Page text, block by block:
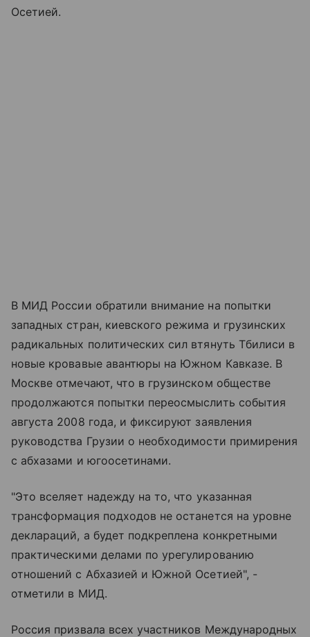
Осетией.
В МИД России обратили внимание на попытки
западных стран, киевского режима и грузинских
радикальных политических сил втянуть Тбилиси в
новые кровавые авантюры на Южном Кавказе. В
Москве отмечают, что в грузинском обществе
продолжаются попытки переосмыслить события
августа 2008 года, и фиксируют заявления
руководства Грузии о необходимости примирения
с абхазами и югоосетинами.
"Это вселяет надежду на то, что указанная
трансформация подходов не останется на уровне
деклараций, а будет подкреплена конкретными
практическими делами по урегулированию
отношений с Абхазией и Южной Осетией", -
отметили в МИД.
Россия призвала всех участников Международных